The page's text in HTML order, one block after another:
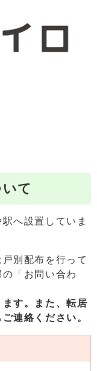
て
へ設置していま
別配布を行って
「お問い合わ
す。また、転居
連絡ください。